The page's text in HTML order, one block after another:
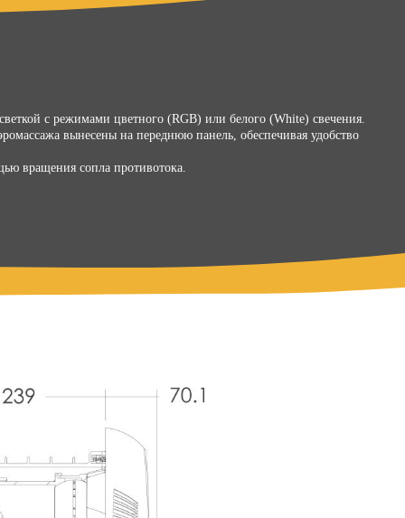
с режимами цветного (RGB) или белого (White) свечения.
вынесены на переднюю панель, обеспечивая удобство
вращения сопла противотока.